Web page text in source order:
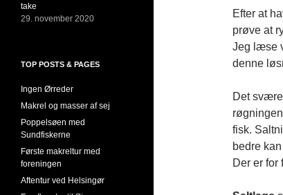
Efter at
prøve at
Jeg læse
denne
Det
fisk.
bedre
Der er for
take
29. november 2020
TOP POSTS & PAGES
Ingen Ørreder
Makrel og masser af sej
Poppelsøen med
Sundfiskerne
Første makreltur med
foreningen
Aftentur ved Helsingør